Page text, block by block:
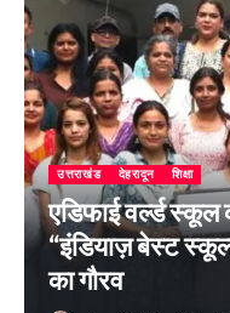
उत्तराखंड देहरादून शिक्षा
एडिफाई वर्ल्ड स्कूल
“इंडियाज़ बेस्ट
का गौरव